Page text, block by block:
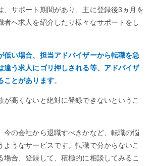
、サポート期間があり、主に登録後3ヵ月を
者へ求人を紹介したり様々なサポートをし
低い場合、担当アドバイザーから転職を急
違う求人にゴリ押しされる等、アドバイザ
ことがあります。
が高くないと絶対に登録できないというこ
今の会社から退職すべきかなど、転職の悩
ようなサービスです。転職で分からないこ
場合、登録して、積極的に相談してみるこ